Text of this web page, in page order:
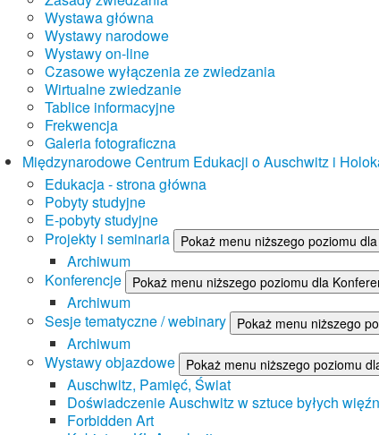
Wystawa główna
Wystawy narodowe
Wystawy on-line
Czasowe wyłączenia ze zwiedzania
Wirtualne zwiedzanie
Tablice informacyjne
Frekwencja
Galeria fotograficzna
Międzynarodowe Centrum Edukacji o Auschwitz i
Edukacja - strona główna
Pobyty studyjne
E-pobyty studyjne
Projekty i seminaria
Pokaż menu niższego poziomu
Archiwum
Konferencje
Pokaż menu niższego poziomu dla
Archiwum
Sesje tematyczne / webinary
Pokaż menu niższego
Archiwum
Wystawy objazdowe
Pokaż menu niższego poziomu
Auschwitz, Pamięć, Świat
Doświadczenie Auschwitz w sztuce byłych
Forbidden Art